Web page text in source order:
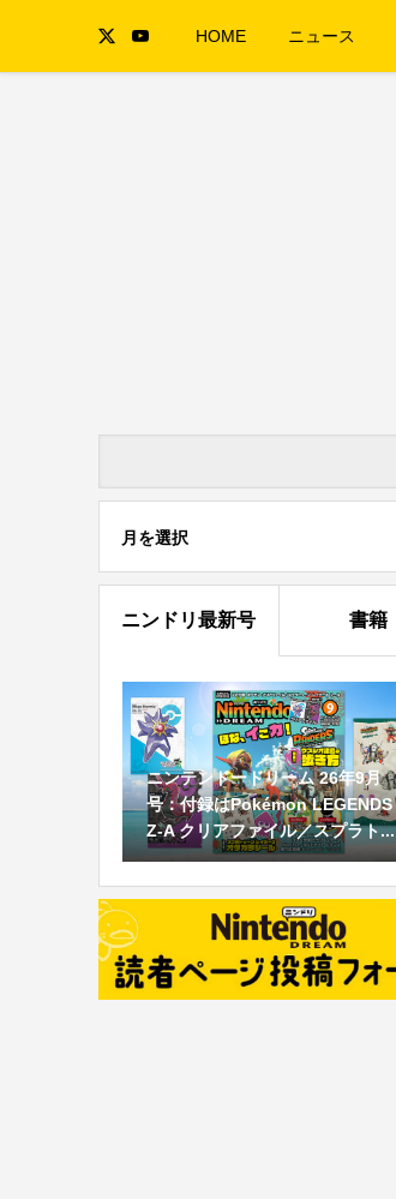
HOME ニュース
月を選択
ニンドリ最新号 書籍
ニンテンドードリーム 26年9月
号：付録はPokémon LEGENDS
Z-A クリアファイル／スプラト...